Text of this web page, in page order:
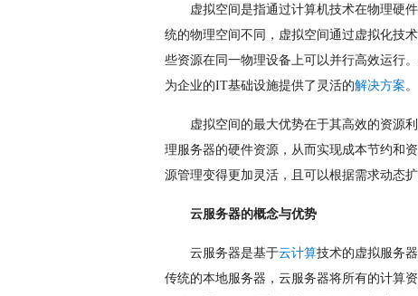
虚拟空间是指通过计算机技术在物理硬
统的物理空间不同，虚拟空间通过虚拟化技
些资源在同一物理设备上可以并行高效运行
为企业的IT基础设施提供了灵活的解决方案。
虚拟空间的最大优势在于其高效的资源
理服务器的硬件资源，从而实现成本节约和
源管理变得更加灵活，且可以根据需求动态扩
云服务器的概念与优势
云服务器是基于云计算技术的虚拟服务
传统的本地服务器，云服务器将所有的计算